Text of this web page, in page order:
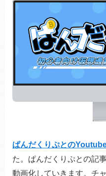
ぱんだくりぷとの
た。ぱんだくりぷとの記
動画化していきます。チ